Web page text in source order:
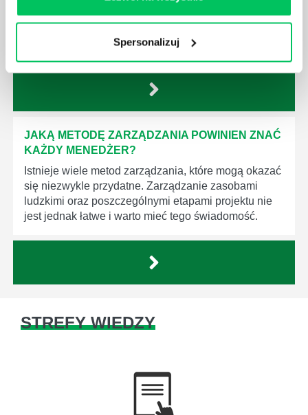
Spersonalizuj
firmie. Osoba je pełniąca jest w pełni odpowiedzialna
za realizację działań podległych mu osób oraz
JAKĄ METODĘ ZARZĄDZANIA POWINIEN ZNAĆ
KAŻDY MENEDŻER?
Istnieje wiele metod zarządzania, które mogą okazać
się niezwykle przydatne. Zarządzanie zasobami
ludzkimi oraz poszczególnymi etapami projektu nie
jest jednak łatwe i warto mieć tego świadomość.
STREFY WIEDZY